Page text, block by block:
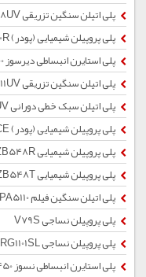
پلی اتیلن سنگین تزریقی 52B18UV
پلی پروپیلن شیمیایی (پودر) EPC40R
پلی استایرن انبساطی دیرسوز F300
پلی اتیلن سنگین تزریقی 52B11UV
پلی اتیلن سبک خطی دورانی 32604UV
پلی پروپیلن شیمیایی (پودر) EP2X83CE
پلی پروپیلن شیمیایی ZB548R
پلی پروپیلن شیمیایی ZB548T
پلی اتیلن سنگین فیلم PPA5110
پلی پروپیلن نساجی V79S
پلی پروپیلن نساجی RG1101SL
پلی استایرن انبساطی نسوز SE450